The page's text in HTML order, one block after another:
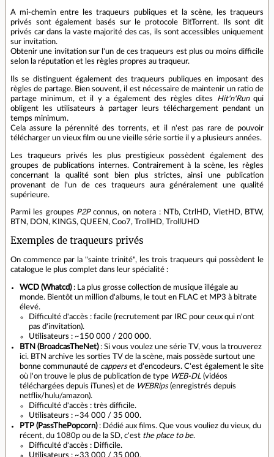
A mi-chemin entre les traqueurs publiques et la scène, les traqueurs
privés sont également basés sur le protocole BitTorrent. Ils sont dit
privés car dans la vaste majorité des cas, ils sont accessibles uniquement
sur invitation.
Obtenir une invitation sur l'un de ces traqueurs est plus ou moins difficile
selon la réputation et les règles propres au traqueur.
Ils se distinguent également des traqueurs publiques en imposant des
règles de partage. Bien souvent, il est nécessaire de maintenir un ratio de
partage minimum, et il y a également des règles dites
Hit'n'Runqui
obligent les utilisateurs à partager leurs téléchargement pendant un
temps minimum.
Cela assure la pérennité des torrents, et il n'est pas rare de pouvoir
télécharger un vieux film ou une vieille série sortie il y a plusieurs années.
Les traqueurs privés les plus prestigieux possèdent également des
groupes de publications internes. Contrairement à la scène, les règles
concernant la qualité sont bien plus strictes, ainsi une publication
provenant de l'un de ces traqueurs aura généralement une qualité
supérieure.
Parmi les groupes P2Pconnus, on notera : NTb, CtrlHD, VietHD, BTW,
BTN, DON, KINGS, QUEEN, Coo7, TrollHD, TrollUHD
Exemples de traqueurs privés
On commence par la "sainte trinité", les trois traqueurs qui possèdent le
catalogue le plus complet dans leur spécialité :
WCD (Whatcd): La plus grosse collection de musique illégale au
monde. Bientôt un million d'albums, le tout en FLAC et MP3 à bitrate
élevé.
Difficulté d'accès : facile (recrutement par IRC pour ceux qui n'ont
pas d'invitation).
Utilisateurs : ~150 000 / 200 000.
BTN (BroadcasTheNet): Si vous voulez une série TV, vous la trouverez
ici. BTN archive les sorties TV de la scène, mais possède surtout une
bonne communauté de capperset d'encodeurs. C'est également le site
où l'on trouve le plus de publication de type WEB-DL (vidéos
téléchargées depuis iTunes) et de WEBRips(enregistrés depuis
netflix/hulu/amazon).
Difficulté d'accès : très difficile.
Utilisateurs : ~34 000 / 35 000.
PTP (PassThePopcorn): Dédié aux films. Que vous vouliez du vieux, du
récent, du 1080p ou de la SD, c'est the place to be.
Difficulté d'accès : Difficile.
Utilisateurs : ~33 000 / 35 000.